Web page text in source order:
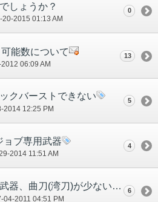
しょうか？
20-2015 01:13 AM
0
能数について
2012 06:09 AM
13
クバーストできない
2014 12:25 PM
5
ョブ専用武器
2014 11:51 AM
4
青魔道士の得意な武器、曲刀(湾刀)が少ない件
04-2011 04:51 PM
6